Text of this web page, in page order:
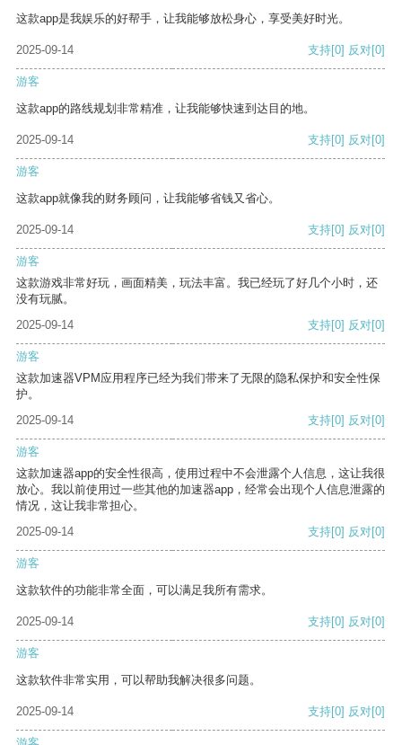
这款app是我娱乐的好帮手，让我能够放松身心，享受美好时光。
2025-09-14 支持[0] 反对[0]
游客
这款app的路线规划非常精准，让我能够快速到达目的地。
2025-09-14 支持[0] 反对[0]
游客
这款app就像我的财务顾问，让我能够省钱又省心。
2025-09-14 支持[0] 反对[0]
游客
这款游戏非常好玩，画面精美，玩法丰富。我已经玩了好几个小时，还
没有玩腻。
2025-09-14
支持[0] 反对[0]
游客
这款加速器VPM应用程序已经为我们带来了无限的隐私保护和安全性保
护。
2025-09-14
支持[0] 反对[0]
游客
这款加速器app的安全性很高，使用过程中不会泄露个人信息，这让我很
放心。我以前使用过一些其他的加速器app，经常会出现个人信息泄露的
情况，这让我非常担心。
2025-09-14
支持[0] 反对[0]
游客
这款软件的功能非常全面，可以满足我所有需求。
2025-09-14 支持[0] 反对[0]
游客
这款软件非常实用，可以帮助我解决很多问题。
2025-09-14 支持[0] 反对[0]